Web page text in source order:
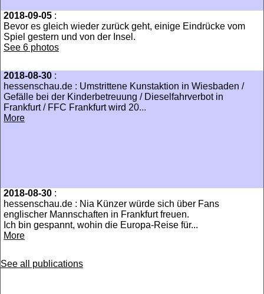
2018-09-05 :
Bevor es gleich wieder zurück geht, einige Eindrücke vom
Spiel gestern und von der Insel.
See 6 photos
2018-08-30 :
hessenschau.de : Umstrittene Kunstaktion in Wiesbaden /
Gefälle bei der Kinderbetreuung / Dieselfahrverbot in
Frankfurt / FFC Frankfurt wird 20...
More
2018-08-30 :
hessenschau.de : Nia Künzer würde sich über Fans
englischer Mannschaften in Frankfurt freuen.
Ich bin gespannt, wohin die Europa-Reise für...
More
See all publications